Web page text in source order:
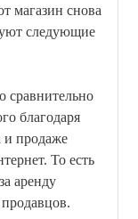
магазин снова
следующие
сравнительно
благодаря
и продаже
То есть
аренду